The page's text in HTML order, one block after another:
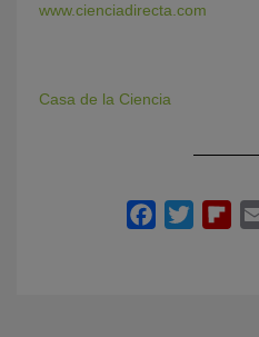
www.cienciadirecta.com
Casa de la Ciencia